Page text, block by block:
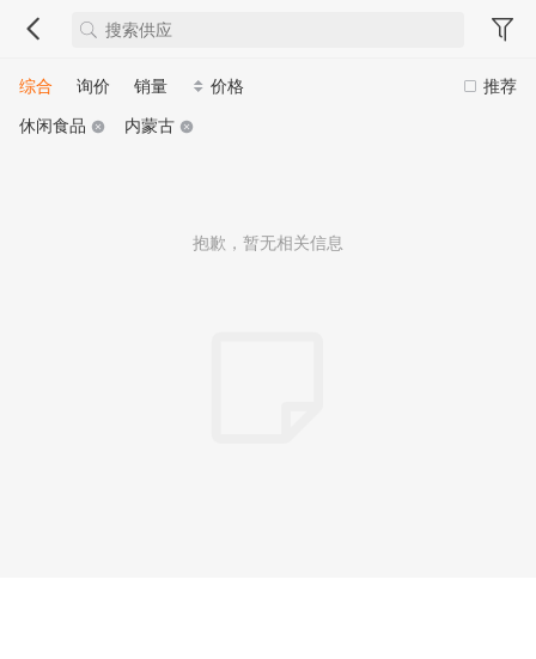
推荐
综合 询价 销量
价格
休闲食品
内蒙古
抱歉，暂无相关信息